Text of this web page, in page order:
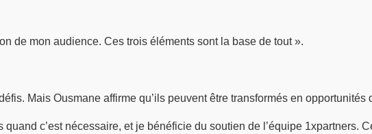
de mon audience. Ces trois éléments sont la base de tout ».
Mais Ousmane affirme qu’ils peuvent être transformés en opportunités
c’est nécessaire, et je bénéficie du soutien de l’équipe 1xpartners.